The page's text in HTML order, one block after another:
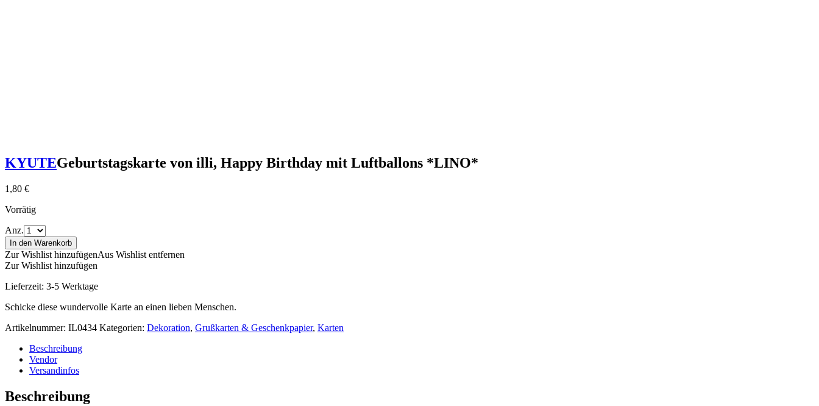
KYUTEGeburtstagskarte von illi, Happy Birthday mit Luftballons *LINO*
1,80 €
Vorrätig
Anz.
In den Warenkorb
Zur Wishlist hinzufügenAus Wishlist entfernen
Zur Wishlist hinzufügen
Lieferzeit: 3-5 Werktage
Schicke diese wundervolle Karte an einen lieben Menschen.
Artikelnummer: IL0434 Kategorien: Dekoration, Grußkarten & Geschenkpapier, Karten
Beschreibung
Vendor
Versandinfos
Beschreibung